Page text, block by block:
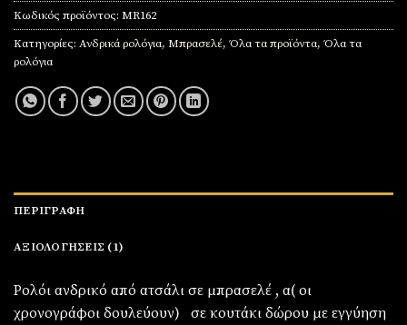
Κωδικός προϊόντος: MR162
Κατηγορίες: Ανδρικά ρολόγια, Μπρασελέ, Όλα τα προϊόντα, Όλα τα
ρολόγια
ΠΕΡΙΓΡΑΦΉ
ΑΞΙΟΛΟΓΉΣΕΙΣ (1)
Ρολόι ανδρικό από ατσάλι σε μπρασελέ , α( οι
χρονογράφοι δουλεύουν) σε κουτάκι δώρου με εγγύηση